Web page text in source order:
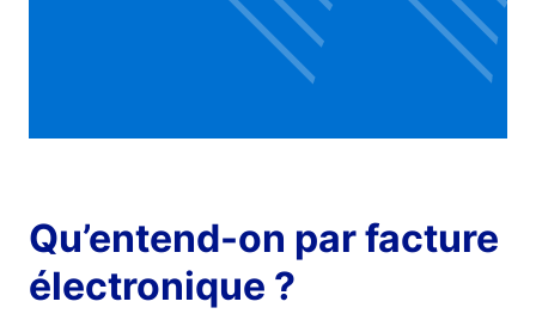
Qu’entend-on par facture
électronique ?